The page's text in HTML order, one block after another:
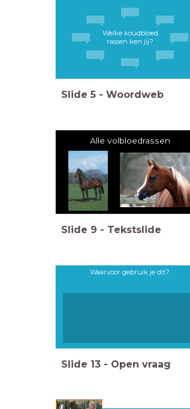
Welke koudbloed
rassen ken jij?
Slide 5 - Woordweb
Alle volbloedrassen
Slide 9 - Tekstslide
Waarvoor gebruik je dit?
Slide 13 - Open vraag